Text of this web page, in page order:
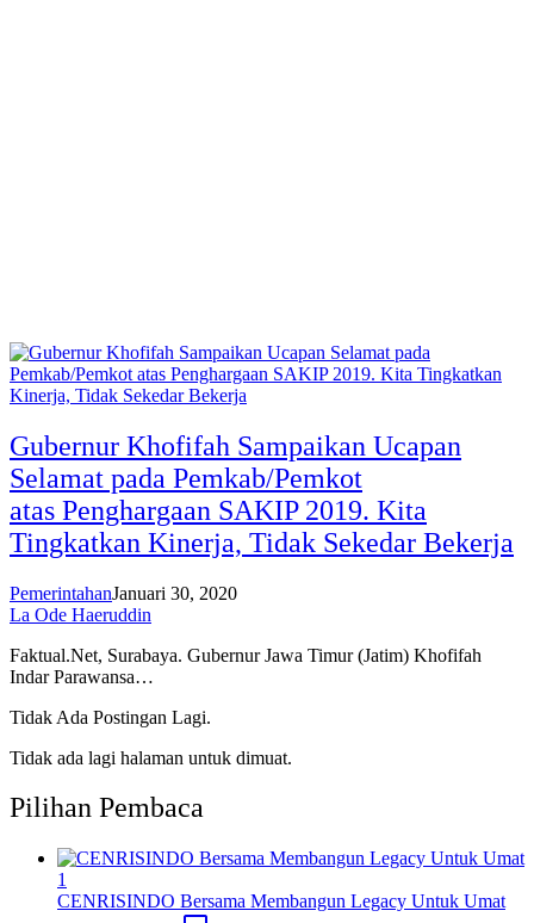
Gubernur Khofifah Sampaikan Ucapan
Selamat pada Pemkab/Pemkot
atas Penghargaan SAKIP 2019. Kita
Tingkatkan Kinerja, Tidak Sekedar Bekerja
PemerintahanJanuari 30, 2020
La Ode Haeruddin
Faktual.Net, Surabaya. Gubernur Jawa Timur (Jatim) Khofifah
Indar Parawansa…
Tidak Ada Postingan Lagi.
Tidak ada lagi halaman untuk dimuat.
Pilihan Pembaca
1
CENRISINDO Bersama Membangun Legacy Untuk Umat